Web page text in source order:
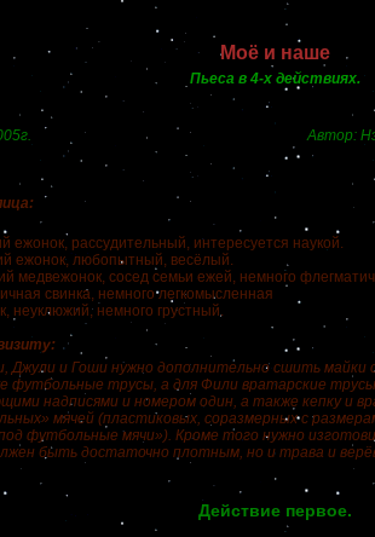
Моё и наше
Пьеса в 4-х действиях.
2005г. Автор: Нэт
ежонок, рассудительный, интересуется наукой.
ежонок, любопытный, весёлый.
медвежонок, сосед семьи ежей, немного
свинка, немного легкомысленная
неуклюжий, немного грустный.
Джули и Гоши нужно дополнительно сшить майки
футбольные трусы, а для Фили вратарские
надписями и номером один, а также кепку и
мячей (пластиковых, соразмерных с
футбольные мячи»). Кроме того нужно
быть достаточно плотным, но и трава и
Действие первое.